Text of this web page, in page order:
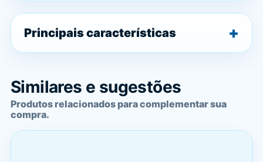
Principais características
Similares e sugestões
Produtos relacionados para complementar sua
compra.